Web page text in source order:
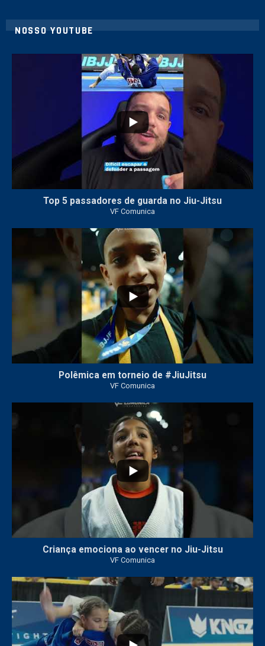
NOSSO YOUTUBE
Top 5 passadores de guarda no Jiu-Jitsu
VF Comunica
Polêmica em torneio de #JiuJitsu
VF Comunica
Criança emociona ao vencer no Jiu-Jitsu
VF Comunica
...